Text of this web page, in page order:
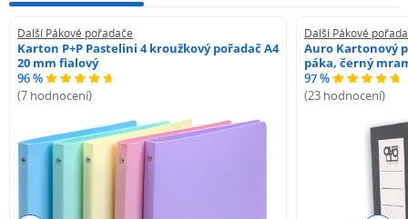
Další Pákové pořadače
Karton P+P Pastelini 4 kroužkový pořadač A4
20 mm fialový
96 %
(7 hodnocení)
Další Pákové
Auro Kartonový
páka, černý
97 %
(23 hodnocení)